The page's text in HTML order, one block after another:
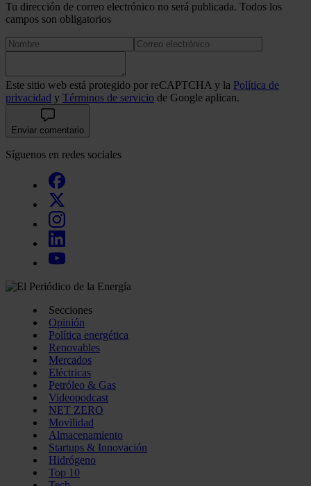
Tu dirección de correo electrónico no será publicada. Todos los
campos son obligatorios
Este sitio web está protegido por reCAPTCHA y la Política de
privacidad y Términos de servicio de Google aplican.
Enviar comentario
Síguenos en redes sociales
Secciones
Opinión
Política energética
Renovables
Mercados
Eléctricas
Petróleo & Gas
Videopodcast
NET ZERO
Movilidad
Almacenamiento
Startups & Innovación
Hidrógeno
Top 10